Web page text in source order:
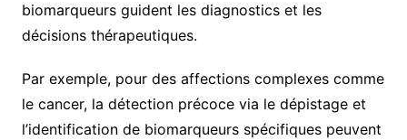
biomarqueurs guident les diagnostics et les
décisions thérapeutiques.
Par exemple, pour des affections complexes comme
le cancer, la détection précoce via le dépistage et
l’identification de biomarqueurs spécifiques peuvent